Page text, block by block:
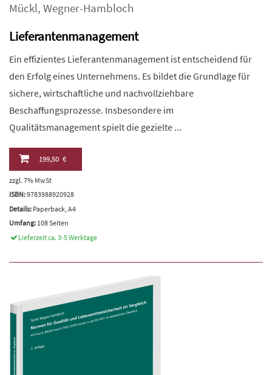
Mückl, Wegner-Hambloch
Lieferantenmanagement
Ein effizientes Lieferantenmanagement ist entscheidend für
den Erfolg eines Unternehmens. Es bildet die Grundlage für
sichere, wirtschaftliche und nachvollziehbare
Beschaffungsprozesse. Insbesondere im
Qualitätsmanagement spielt die gezielte ...
199,50 €
zzgl. 7% MwSt
ISBN:9783988920928
Details: Paperback, A4
Umfang: 108 Seiten
Lieferzeit ca. 3-5 Werktage